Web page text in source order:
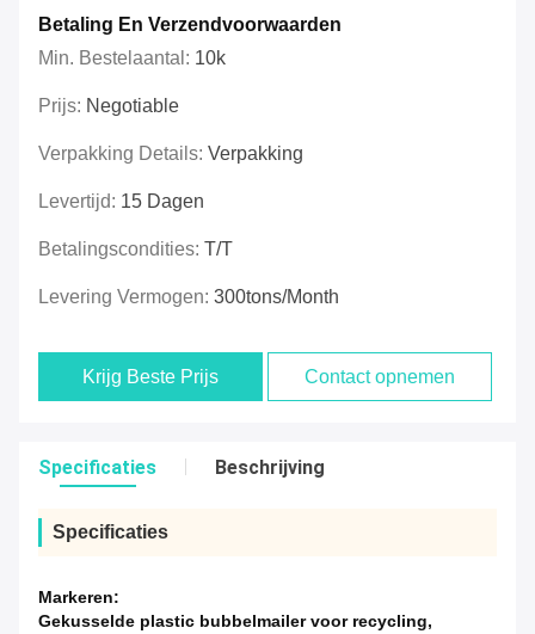
Betaling En Verzendvoorwaarden
Min. Bestelaantal: 10k
Prijs: Negotiable
Verpakking Details: Verpakking
Levertijd: 15 Dagen
Betalingscondities: T/T
Levering Vermogen: 300tons/Month
Krijg Beste Prijs Contact opnemen
Specificaties Beschrijving
Specificaties
Markeren:
Gekusselde plastic bubbelmailer voor recycling,